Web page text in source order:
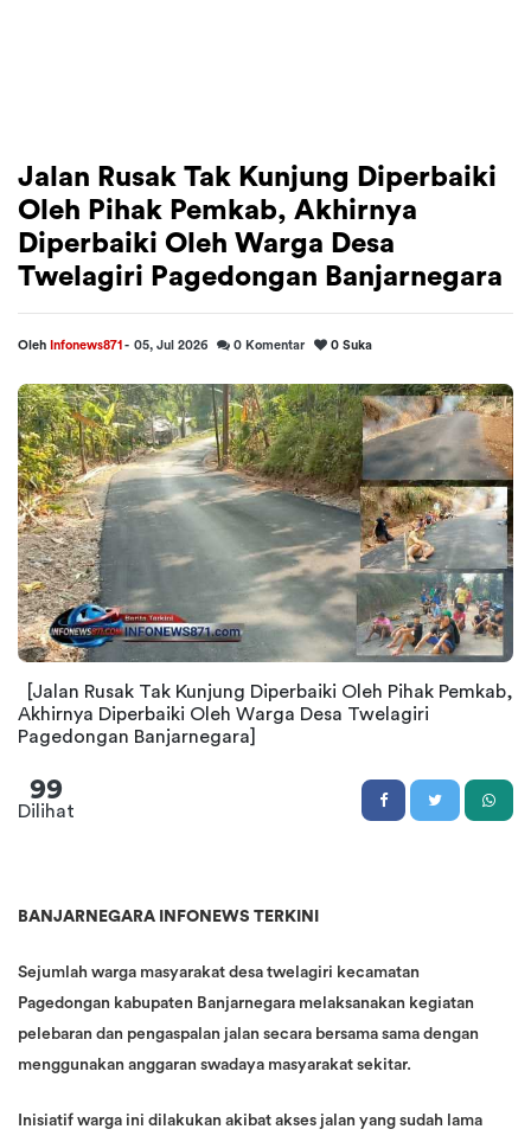
Jalan Rusak Tak Kunjung Diperbaiki
Oleh Pihak Pemkab, Akhirnya
Diperbaiki Oleh Warga Desa
Twelagiri Pagedongan Banjarnegara
Oleh Infonews871 - 05, Jul 2026 0 Komentar 0 Suka
[Jalan Rusak Tak Kunjung Diperbaiki Oleh Pihak Pemkab,
Akhirnya Diperbaiki Oleh Warga Desa Twelagiri
Pagedongan Banjarnegara]
99
Dilihat
BANJARNEGARA INFONEWS TERKINI
Sejumlah warga masyarakat desa twelagiri kecamatan
Pagedongan kabupaten Banjarnegara melaksanakan kegiatan
pelebaran dan pengaspalan jalan secara bersama sama dengan
menggunakan anggaran swadaya masyarakat sekitar.
Inisiatif warga ini dilakukan akibat akses jalan yang sudah lama